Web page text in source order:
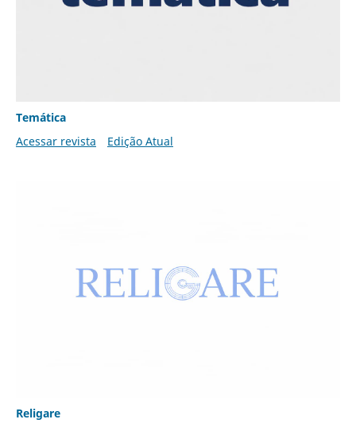
Temática
Acessar revista
Edição Atual
Religare